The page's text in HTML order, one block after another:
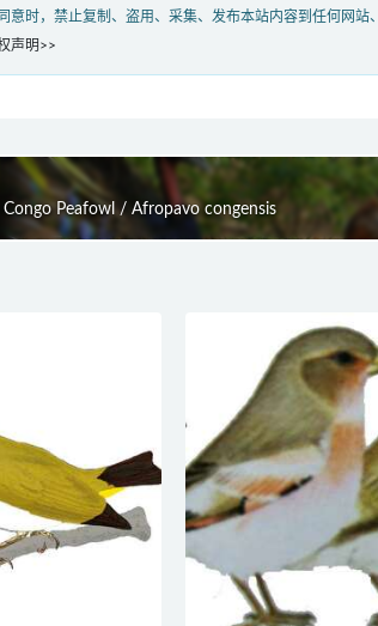
时，禁止复制、盗用、采集、发布本站内容到任何网站
声明>>
Peafowl / Afropavo congensis